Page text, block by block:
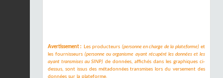
Avertissement : Les producteurs (personne en charge de la plateforme)et
les fournisseurs(personne ou organisme ayant récupéré les données et les
ayant transmises au SINP) de données, affichés dans les graphiques ci-
dessus, sont issus des métadonnées transmises lors du versement des
données sur la plateforme.